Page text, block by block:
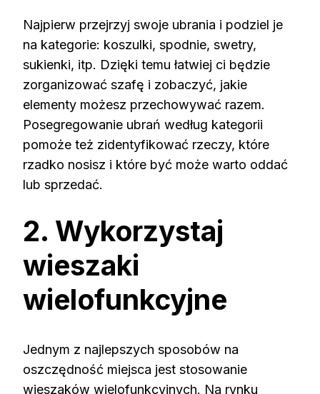
Najpierw przejrzyj swoje ubrania i podziel je
na kategorie: koszulki, spodnie, swetry,
sukienki, itp. Dzięki temu łatwiej ci będzie
zorganizować szafę i zobaczyć, jakie
elementy możesz przechowywać razem.
Posegregowanie ubrań według kategorii
pomoże też zidentyfikować rzeczy, które
rzadko nosisz i które być może warto oddać
lub sprzedać.
2. Wykorzystaj
wieszaki
wielofunkcyjne
Jednym z najlepszych sposobów na
oszczędność miejsca jest stosowanie
wieszaków wielofunkcyjnych. Na rynku